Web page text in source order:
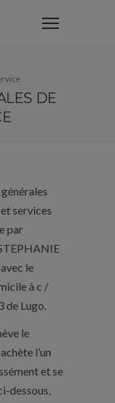
DE
services
par
le
à c /
de Lugo.
le
l’un
et se
dessous,